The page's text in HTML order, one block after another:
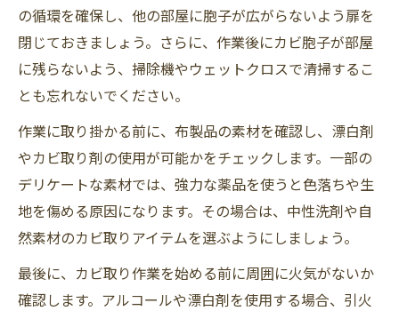
の循環を確保し、他の部屋に胞子が広がらないよう扉を
閉じておきましょう。さらに、作業後にカビ胞子が部屋
に残らないよう、掃除機やウェットクロスで清掃するこ
とも忘れないでください。
作業に取り掛かる前に、布製品の素材を確認し、漂白剤
やカビ取り剤の使用が可能かをチェックします。一部の
デリケートな素材では、強力な薬品を使うと色落ちや生
地を傷める原因になります。その場合は、中性洗剤や自
然素材のカビ取りアイテムを選ぶようにしましょう。
最後に、カビ取り作業を始める前に周囲に火気がないか
確認します。アルコールや漂白剤を使用する場合、引火